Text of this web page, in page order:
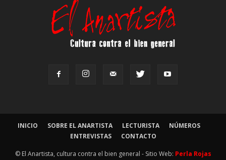
INICIO SOBRE EL ANARTISTA LECTURISTA
NÚMEROS
ENTREVISTAS
CONTACTO
© El Anartista, cultura contra el bien general - Sitio Web: Perla Rojas